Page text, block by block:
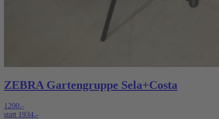
ZEBRA Gartengruppe Sela+Costa
1200.-
statt 1934.-